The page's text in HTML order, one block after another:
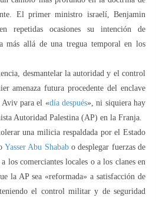
El primer ministro israelí, Benjamin
repetidas ocasiones su intención de
más allá de una tregua temporal en los
desmantelar la autoridad y el control
amenaza futura procedente del enclave
Aviv para el «día después», ni siquiera hay
Autoridad Palestina (AP) en la Franja.
una milicia respaldada por el Estado
Yasser Abu Shababo desplegar fuerzas de
los comerciantes locales o a los clanes en
la AP sea «reformada» a satisfacción de
el control militar y de seguridad